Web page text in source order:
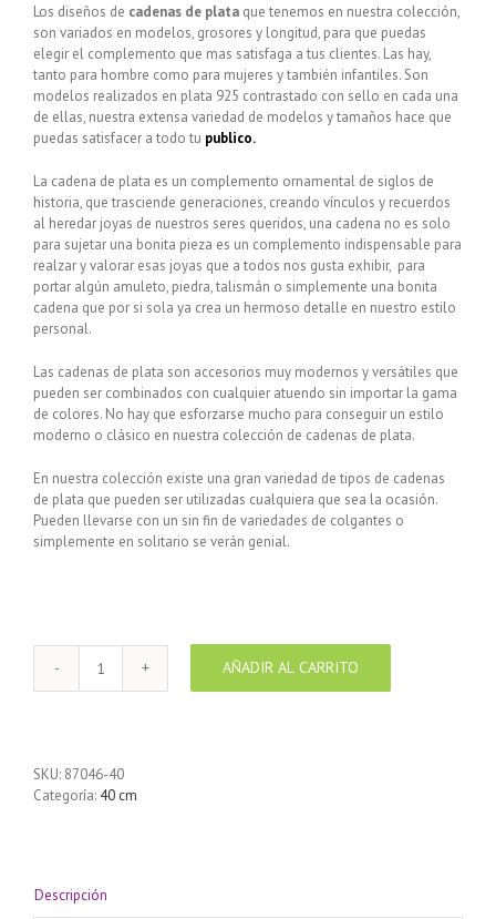
Los diseños de cadenas de plata que tenemos en nuestra colección,
son variados en modelos, grosores y longitud, para que puedas
elegir el complemento que mas satisfaga a tus clientes. Las hay,
tanto para hombre como para mujeres y también infantiles. Son
modelos realizados en plata 925 contrastado con sello en cada una
de ellas, nuestra extensa variedad de modelos y tamaños hace que
puedas satisfacer a todo tu publico.
La cadena de plata es un complemento ornamental de siglos de
historia, que trasciende generaciones, creando vínculos y recuerdos
al heredar joyas de nuestros seres queridos, una cadena no es solo
para sujetar una bonita pieza es un complemento indispensable para
realzar y valorar esas joyas que a todos nos gusta exhibir, para
portar algún amuleto, piedra, talismán o simplemente una bonita
cadena que por si sola ya crea un hermoso detalle en nuestro estilo
personal.
Las cadenas de plata son accesorios muy modernos y versátiles que
pueden ser combinados con cualquier atuendo sin importar la gama
de colores. No hay que esforzarse mucho para conseguir un estilo
moderno o clásico en nuestra colección de cadenas de plata.
En nuestra colección existe una gran variedad de tipos de cadenas
de plata que pueden ser utilizadas cualquiera que sea la ocasión.
Pueden llevarse con un sin fin de variedades de colgantes o
simplemente en solitario se verán genial.
Cadena
de
Rolo
40
AÑADIR AL CARRITO
SKU: 87046-40
Categoría: 40 cm
Descripción